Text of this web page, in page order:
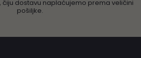
dostavu naplaćujemo prema veličini
pošiljke.